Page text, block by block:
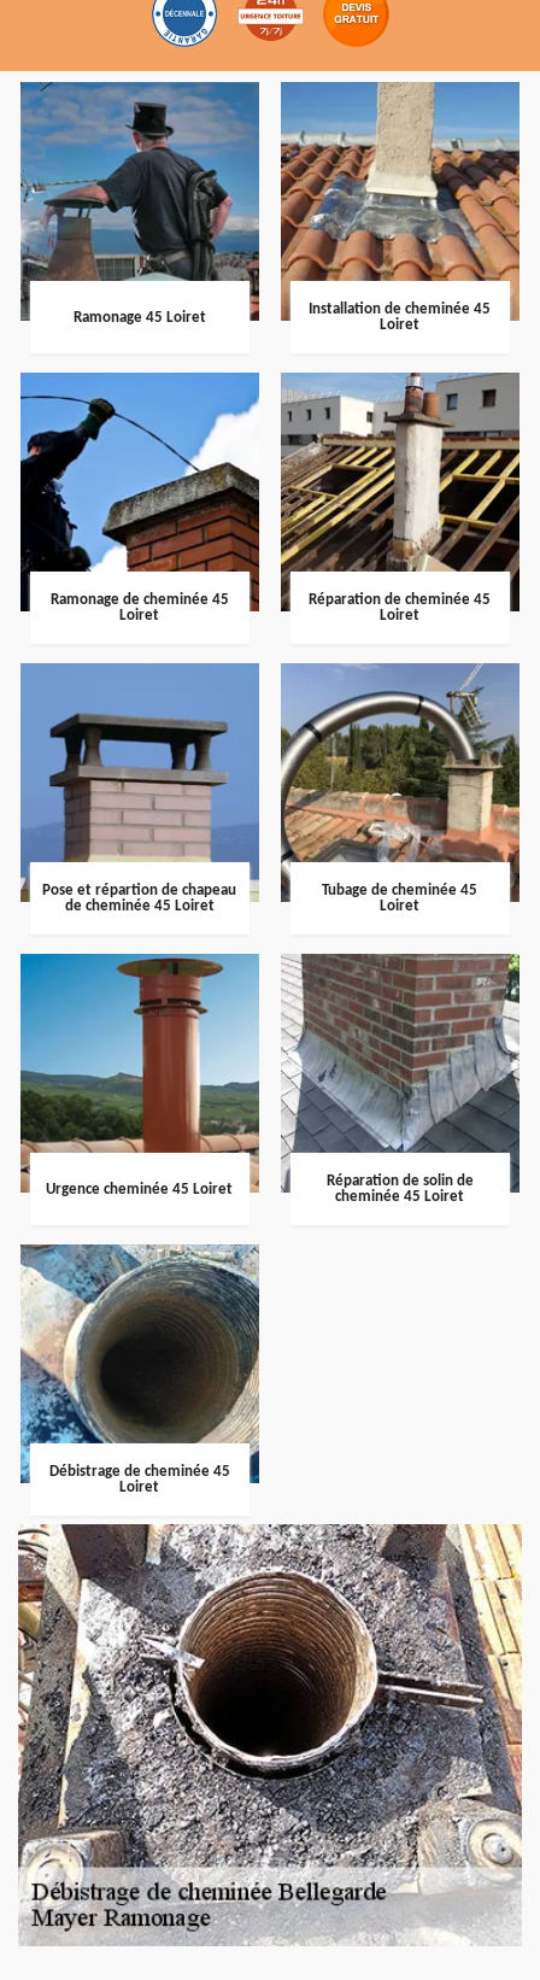
Ramonage 45 Loiret
Installation de cheminée 45
Loiret
Ramonage de cheminée 45
Loiret
Réparation de cheminée 45
Loiret
Pose et répartion de chapeau
de cheminée 45 Loiret
Tubage de cheminée 45
Loiret
Urgence cheminée 45 Loiret
Réparation de solin de
cheminée 45 Loiret
Débistrage de cheminée 45
Loiret